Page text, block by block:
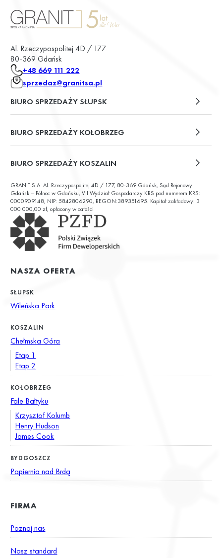
Al. Rzeczypospolitej 4D / 177
80-369 Gdańsk
+48 669 111 222
sprzedaz@granitsa.pl
BIURO SPRZEDAŻY SŁUPSK
plac Władysława Broniewskiego 13/u2
BIURO SPRZEDAŻY KOŁOBRZEG
ul. Św. Wojciecha 6
BIURO SPRZEDAŻY KOSZALIN
ul. Chałubińskiego 9
GRANIT S.A. Al. Rzeczypospolitej 4D / 177, 80-369 Gdańsk, Sąd Rejonowy
Gdańsk – Północ w Gdańsku, VII Wydział Gospodarczy KRS pod numerem KRS:
0000909148, NIP: 5842806290, REGON:389351695. Kapitał zakładowy: 3
000 000,00 zł, opłacony w całości
NASZA OFERTA
SŁUPSK
Wileńska Park
KOSZALIN
Chełmska Góra
Etap 1
Etap 2
KOŁOBRZEG
Fale Bałtyku
Krzysztof Kolumb
Henry Hudson
James Cook
BYDGOSZCZ
Papiernia nad Brdą
FIRMA
Poznaj nas
Nasz standard